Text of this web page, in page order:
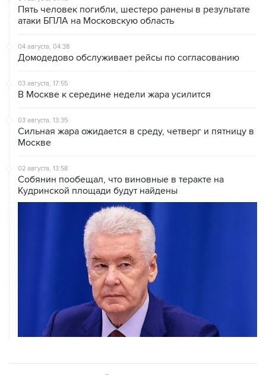
Пять человек погибли, шестеро ранены в результате
атаки БПЛА на Московскую область
04 августа, 04:38
Домодедово обслуживает рейсы по согласованию
03 августа, 17:55
В Москве к середине недели жара усилится
03 августа, 13:35
Сильная жара ожидается в среду, четверг и пятницу в
Москве
02 августа, 13:58
Собянин пообещал, что виновные в теракте на
Кудринской площади будут найдены